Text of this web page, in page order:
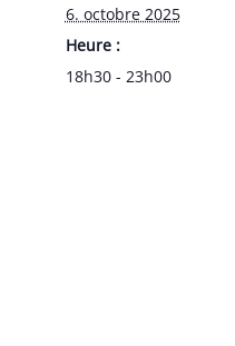
6. octobre 2025
Heure :
18h30 - 23h00